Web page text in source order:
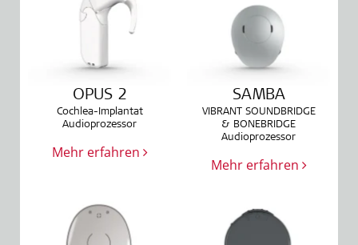
OPUS 2
Cochlea-Implantat
Audioprozessor
Mehr erfahren
SAMBA
VIBRANT SOUNDBRIDGE
& BONEBRIDGE
Audioprozessor
Mehr erfahren